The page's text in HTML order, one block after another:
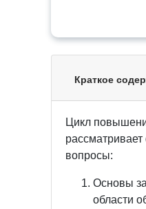
Краткое
Цикл
вопросы:
Основы
области